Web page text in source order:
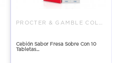
Cebión Sabor Fresa Sobre Con 10
Tabletas...